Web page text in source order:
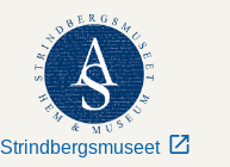
Strindbergsmuseet